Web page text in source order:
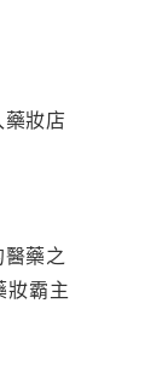
妝店
藥之
妝霸主